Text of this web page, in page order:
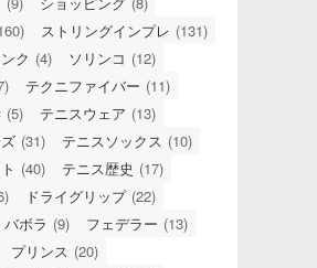
ストリングインプレ (131)
ク (4) ソリンコ (12)
テクニファイバー (11)
(5) テニスウェア (13)
(31) テニスソックス (10)
(40) テニス歴史 (17)
ドライグリップ (22)
バボラ (9) フェデラー (13)
プリンス (20)